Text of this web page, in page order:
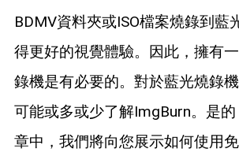
BDMV資料夾或ISO檔案燒錄到藍
得更好的視覺體驗。因此，擁有
錄機是有必要的。對於藍光燒錄
可能或多或少了解ImgBurn。是
章中，我們將向您展示如何使用